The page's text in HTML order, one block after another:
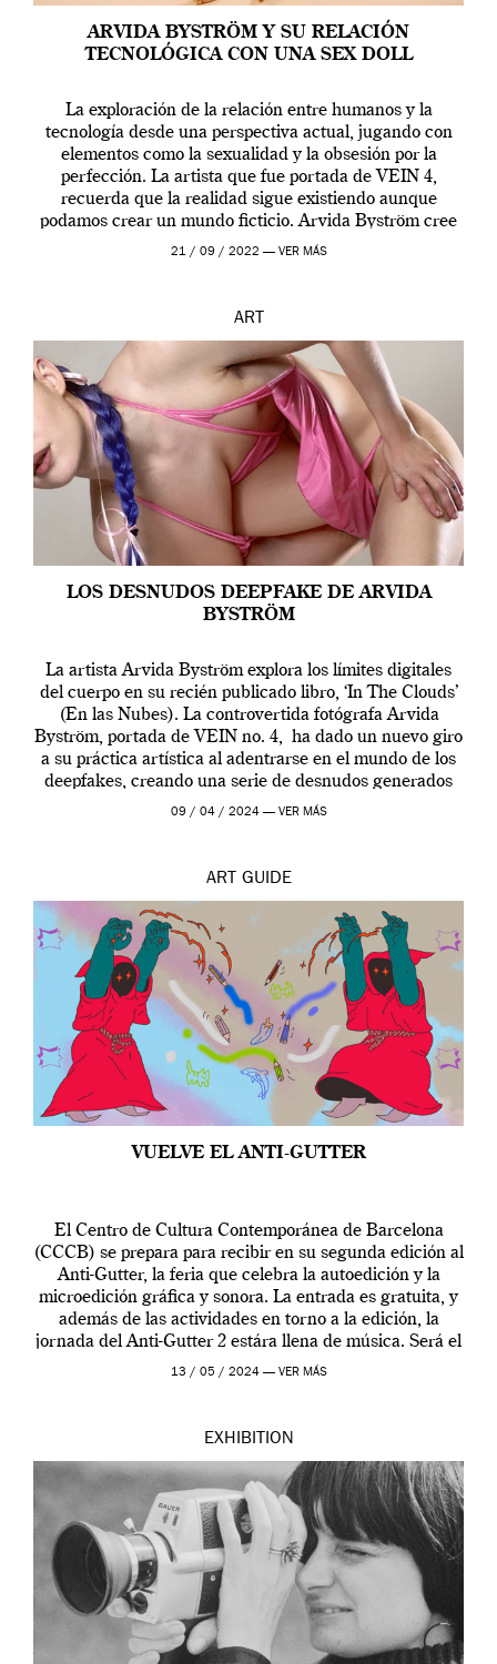
ARVIDA BYSTRÖM Y SU RELACIÓN
TECNOLÓGICA CON UNA SEX DOLL
La exploración de la relación entre humanos y la
tecnología desde una perspectiva actual, jugando con
elementos como la sexualidad y la obsesión por la
perfección. La artista que fue portada de VEIN 4,
recuerda que la realidad sigue existiendo aunque
podamos crear un mundo ficticio. Arvida Byström cree
que los humanos tienen un complejo […]
21 / 09 / 2022 — VER MÁS
ART
LOS DESNUDOS DEEPFAKE DE ARVIDA
BYSTRÖM
La artista Arvida Byström explora los límites digitales
del cuerpo en su recién publicado libro, ‘In The Clouds’
(En las Nubes). La controvertida fotógrafa Arvida
Byström, portada de VEIN no. 4, ha dado un nuevo giro
a su práctica artística al adentrarse en el mundo de los
deepfakes, creando una serie de desnudos generados
por […]
09 / 04 / 2024 — VER MÁS
ART GUIDE
VUELVE EL ANTI-GUTTER
El Centro de Cultura Contemporánea de Barcelona
(CCCB) se prepara para recibir en su segunda edición al
Anti-Gutter, la feria que celebra la autoedición y la
microedición gráfica y sonora. La entrada es gratuita, y
además de las actividades en torno a la edición, la
jornada del Anti-Gutter 2 estára llena de música. Será el
[…]
13 / 05 / 2024 — VER MÁS
EXHIBITION